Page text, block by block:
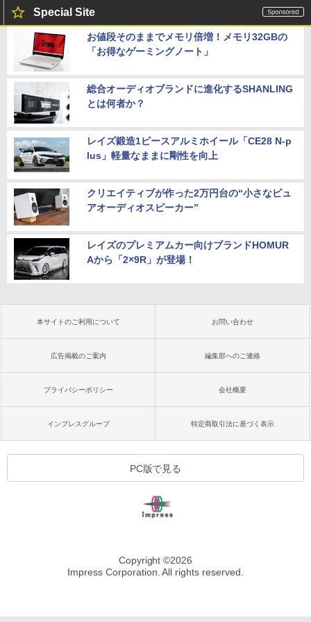
Special Site
お値段そのままでメモリ倍増！メモリ32GBの
「お得なゲーミングノート」
総合オーディオブランドに進化するSHANLING
とは何者か？
レイズ鍛造1ピースアルミホイール「CE28 N-p
lus」軽量なままに剛性を向上
クリエイティブが作った2万円台の“小さなピュ
アオーディオスピーカー”
レイズのプレミアムカー向けブランドHOMUR
Aから「2×9R」が登場！
本サイトのご利用について お問い合わせ
広告掲載のご案内 編集部へのご連絡
プライバシーポリシー 会社概要
インプレスグループ 特定商取引法に基づく表示
PC版で見る
Copyright ©2026
Impress Corporation. All rights reserved.